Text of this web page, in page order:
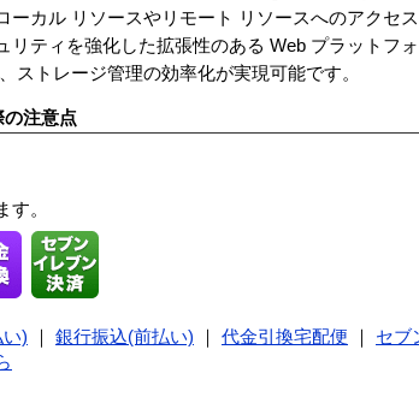
ーカル リソースやリモート リソースへのアクセ
リティを強化した拡張性のある Web プラットフ
ストレージ管理の効率化が実現可能です。
の注意点
す。
) 銀行振込(前払い) 代金引換宅配便
セブ